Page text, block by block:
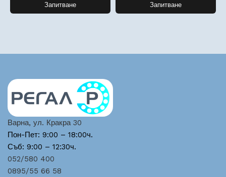
Запитване Запитване
Варна, ул. Кракра 30
Пон-Пет: 9:00 – 18:00ч.
Съб: 9:00 – 12:30ч.
052/580 400
0895/55 66 58